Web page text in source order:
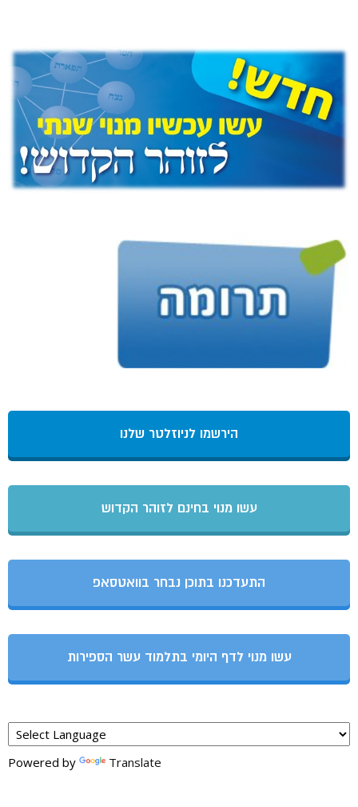
הירשמו לניוזלטר שלנו
עשו מנוי בחינם לזוהר הקדוש
התעדכנו בתוכן נבחר בוואטסאפ
עשו מנוי לדף היומי בתלמוד עשר הספירות
Powered by Translate